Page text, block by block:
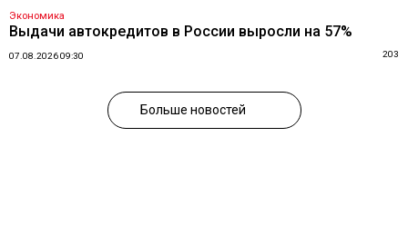
Экономика
Выдачи автокредитов в России выросли на 57%
07.08.2026 09:30 203
Больше новостей